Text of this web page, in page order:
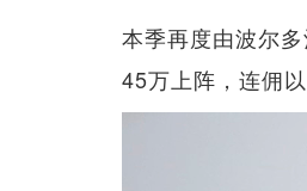
本季再度由波尔
45万上阵，连佣